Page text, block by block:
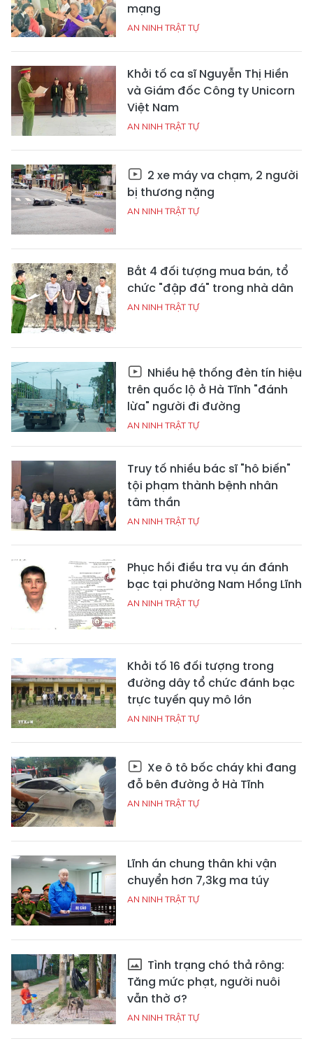
mạng
AN NINH TRẬT TỰ
Khởi tố ca sĩ Nguyễn Thị Hiền
và Giám đốc Công ty Unicorn
Việt Nam
AN NINH TRẬT TỰ
2 xe máy va chạm, 2 người
bị thương nặng
AN NINH TRẬT TỰ
Bắt 4 đối tượng mua bán, tổ
chức "đập đá" trong nhà dân
AN NINH TRẬT TỰ
Nhiều hệ thống đèn tín hiệu
trên quốc lộ ở Hà Tĩnh "đánh
lừa" người đi đường
AN NINH TRẬT TỰ
Truy tố nhiều bác sĩ "hô biến"
tội phạm thành bệnh nhân
tâm thần
AN NINH TRẬT TỰ
Phục hồi điều tra vụ án đánh
bạc tại phường Nam Hồng Lĩnh
AN NINH TRẬT TỰ
Khởi tố 16 đối tượng trong
đường dây tổ chức đánh bạc
trực tuyến quy mô lớn
AN NINH TRẬT TỰ
Xe ô tô bốc cháy khi đang
đỗ bên đường ở Hà Tĩnh
AN NINH TRẬT TỰ
Lĩnh án chung thân khi vận
chuyển hơn 7,3kg ma túy
AN NINH TRẬT TỰ
Tình trạng chó thả rông:
Tăng mức phạt, người nuôi
vẫn thờ ơ?
AN NINH TRẬT TỰ